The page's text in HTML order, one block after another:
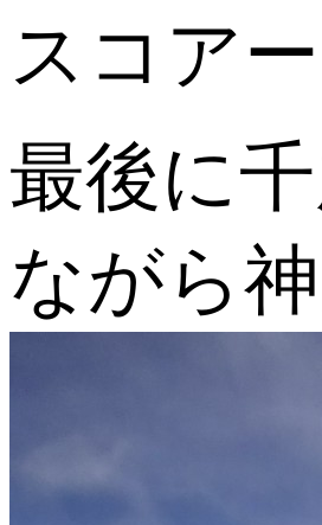
スコア
最後に
ながら